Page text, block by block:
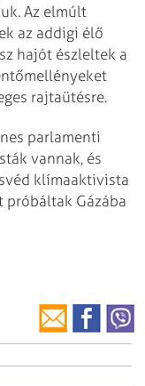
Az elmúlt
az addigi élő
hajót észleltek a
rajtaütésre.
parlamenti
vannak, és
klímaaktivista
próbáltak Gázába